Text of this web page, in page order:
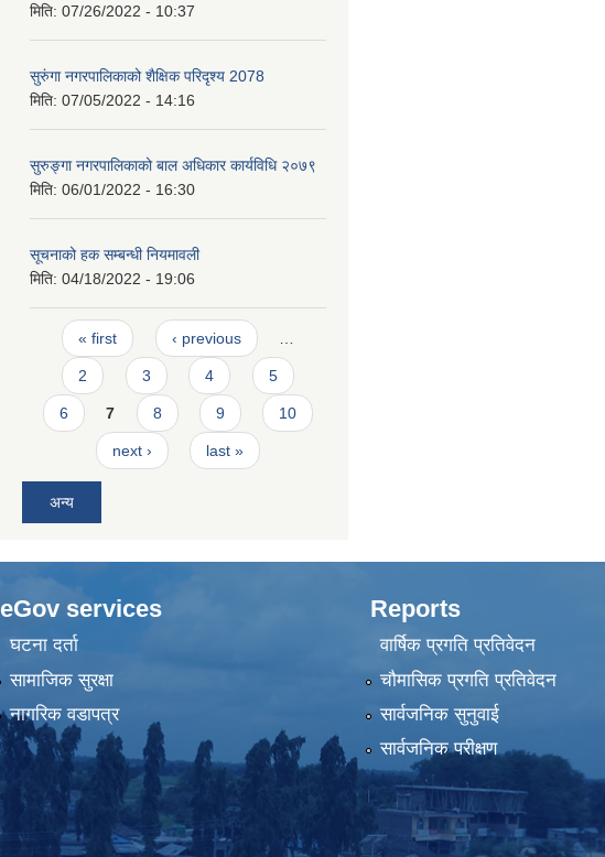
मिति: 07/26/2022 - 10:37
सुरुंगा नगरपालिकाको शैक्षिक परिदृश्य 2078
मिति: 07/05/2022 - 14:16
सुरुङ्गा नगरपालिकाको बाल अधिकार कार्यविधि २०७९
मिति: 06/01/2022 - 16:30
सूचनाको हक सम्बन्धी नियमावली
मिति: 04/18/2022 - 19:06
Pages
« first ‹ previous …
2 3 4 5
6 7 8 9 10
next › last »
अन्य
eGov services
घटना दर्ता
सामाजिक सुरक्षा
नागरिक वडापत्र
Reports
वार्षिक प्रगति प्रतिवेदन
चौमासिक प्रगति प्रतिवेदन
सार्वजनिक सुनुवाई
सार्वजनिक परीक्षण